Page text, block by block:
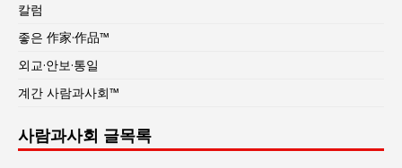
칼럼
좋은 作家·作品™
외교·안보·통일
계간 사람과사회™
사람과사회 글목록